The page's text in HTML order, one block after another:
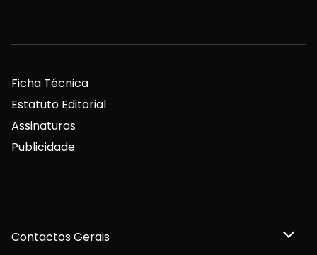
Ficha Técnica
Estatuto Editorial
Assinaturas
Publicidade
Contactos Gerais